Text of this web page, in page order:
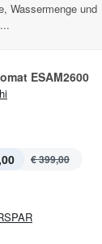
Wassermenge und
ESAM2600
€ 399,00